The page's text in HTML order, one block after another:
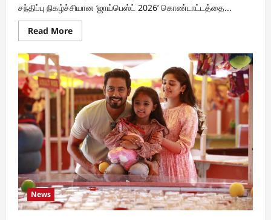
சந்திப்பு நிகழ்ச்சியான ‘ஜாய்பெஸ்ட் 2026’ கொண்டாட்டத்தை...
Read MoreRead
more
க்கும்
மேற்பட்ட
டிஆர்ஏ
குடும்பங்கள்
பங்கேற்று
மகிழ்ச்சி
கொண்டாட்டம்
News